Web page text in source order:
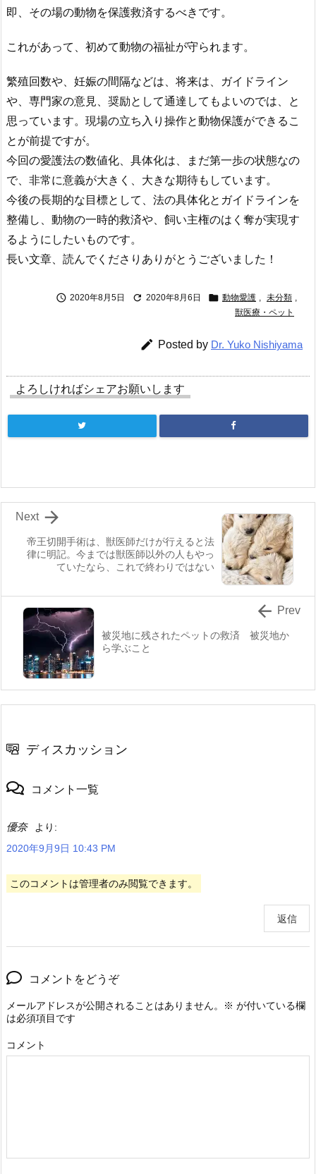
即、その場の動物を保護救済するべきです。
これがあって、初めて動物の福祉が守られます。
繁殖回数や、妊娠の間隔などは、将来は、ガイドライン
や、専門家の意見、奨励として通達してもよいのでは、と
思っています。現場の立ち入り操作と動物保護ができるこ
とが前提ですが。
今回の愛護法の数値化、具体化は、まだ第一歩の状態なの
で、非常に意義が大きく、大きな期待もしています。
今後の長期的な目標として、法の具体化とガイドラインを
整備し、動物の一時的救済や、飼い主権のはく奪が実現す
るようにしたいものです。
長い文章、読んでくださりありがとうございました！
 2020年8月5日  2020年8月6日  動物愛護 , 未分類 ,
獣医療・ペット
 Posted by Dr. Yuko Nishiyama
よろしければシェアお願いします
帝王切開手術は、獣医師だけが行えると法
律に明記。今までは獣医師以外の人もやっ
ていたなら、これで終わりではない

Next
被災地に残されたペットの救済 被災地か
ら学ぶこと
 Prev
ディスカッション
コメント一覧
優奈
より:
2020年9月9日 10:43 PM
このコメントは管理者のみ閲覧できます。
返信
コメントをどうぞ
メールアドレスが公開されることはありません。 ※ が付いている欄
は必須項目です
コメント